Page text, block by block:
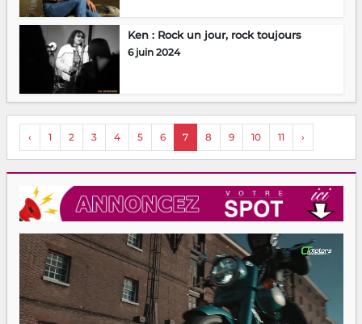
Ken : Rock un jour, rock toujours
6 juin 2024
‹ 1 2 3 4 5 6 7 8 9 10 11 ›